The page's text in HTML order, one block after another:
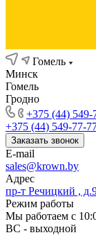
Гомель
Минск
Гомель
Гродно
+375 (44) 549-
+375 (44) 549-77-
Заказать звонок
E-mail
sales@krown.by
Адрес
пр-т Речицкий ,
Режим работы
Мы работаем с
ВС - выходной